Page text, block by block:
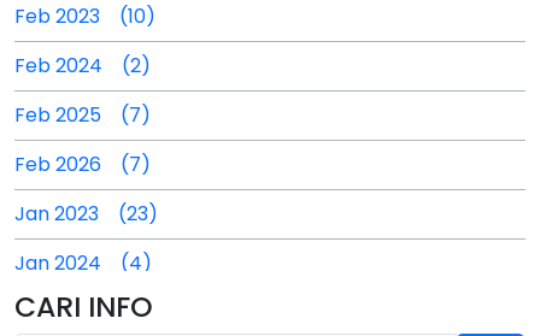
Feb 2023 (10)
Feb 2024 (2)
Feb 2025 (7)
Feb 2026 (7)
Jan 2023 (23)
Jan 2024 (4)
Jan 2025 (4)
CARI INFO